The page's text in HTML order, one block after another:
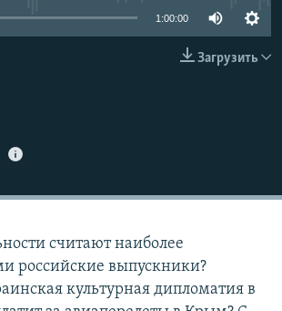
СУДЯТ?
КРЫМА
1:00:00
Загрузить
считают наиболее
российские выпускники?
культурная дипломатия в